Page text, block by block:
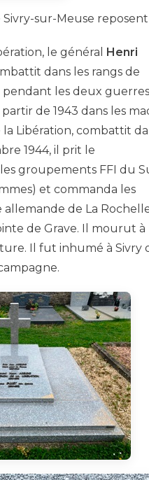
sur-Meuse reposent
le général Henri
dans les rangs de
pendant les deux guerres
de 1943 dans les
Libération, combattit
1944, il prit le
groupements FFI du
et commanda les
allemande de La
de Grave. Il mourut à
Il fut inhumé à Sivry